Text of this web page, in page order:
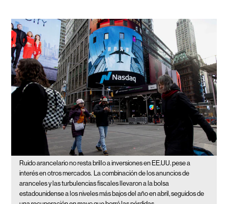
Ruido arancelario no resta brillo a inversiones en EE.UU. pese a
interés en otros mercados.
La combinación de los anuncios de
aranceles y las turbulencias fiscales llevaron a la bolsa
estadounidense a los niveles más bajos del año en abril, seguidos de